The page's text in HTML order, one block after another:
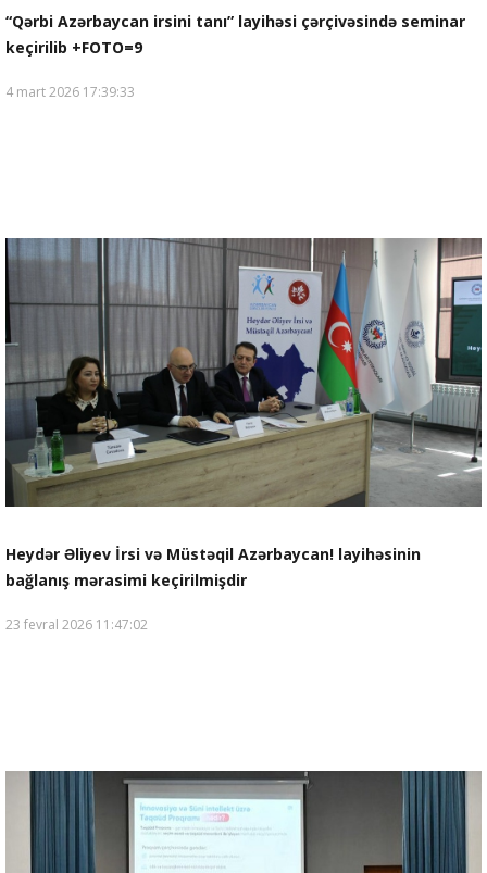
“Qərbi Azərbaycan irsini tanı” layihəsi çərçivəsində seminar
keçirilib +FOTO=9
4 mart 2026 17:39:33
Heydər Əliyev İrsi və Müstəqil Azərbaycan! layihəsinin
bağlanış mərasimi keçirilmişdir
23 fevral 2026 11:47:02